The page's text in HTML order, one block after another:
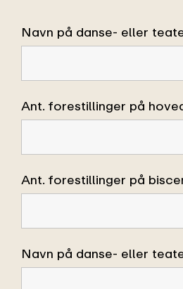
Navn på danse- eller
Ant. forestillinger på
Ant. forestillinger på
Navn på danse- eller